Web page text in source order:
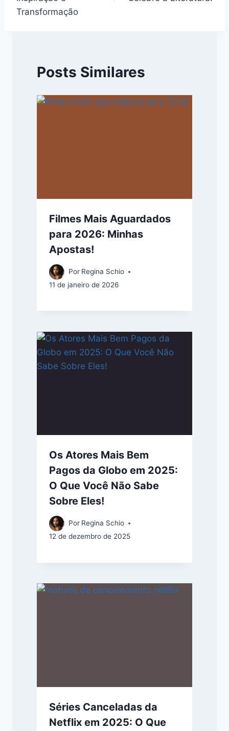
Transformação
Posts Similares
Filmes Mais Aguardados
para 2026: Minhas
Apostas!
Por Regina Schio
11 de janeiro de 2026
Os Atores Mais Bem
Pagos da Globo em 2025:
O Que Você Não Sabe
Sobre Eles!
Por Regina Schio
12 de dezembro de 2025
Séries Canceladas da
Netflix em 2025: O Que